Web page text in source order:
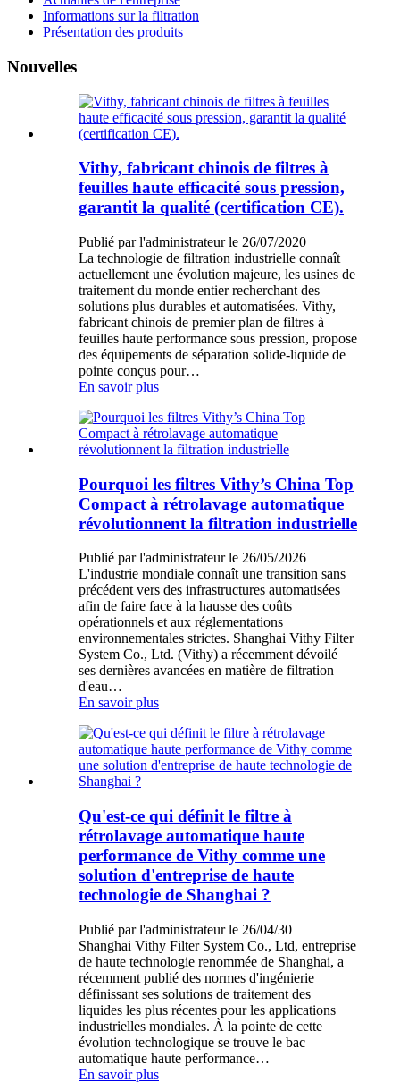
Informations sur la filtration
Présentation des produits
Nouvelles
Vithy, fabricant chinois de filtres à
feuilles haute efficacité sous pression,
garantit la qualité (certification CE).
Publié par l'administrateur le 26/07/2020
La technologie de filtration industrielle connaît
actuellement une évolution majeure, les usines de
traitement du monde entier recherchant des
solutions plus durables et automatisées. Vithy,
fabricant chinois de premier plan de filtres à
feuilles haute performance sous pression, propose
des équipements de séparation solide-liquide de
pointe conçus pour…
En savoir plus
Pourquoi les filtres Vithy’s China Top
Compact à rétrolavage automatique
révolutionnent la filtration industrielle
Publié par l'administrateur le 26/05/2026
L'industrie mondiale connaît une transition sans
précédent vers des infrastructures automatisées
afin de faire face à la hausse des coûts
opérationnels et aux réglementations
environnementales strictes. Shanghai Vithy Filter
System Co., Ltd. (Vithy) a récemment dévoilé
ses dernières avancées en matière de filtration
d'eau…
En savoir plus
Qu'est-ce qui définit le filtre à
rétrolavage automatique haute
performance de Vithy comme une
solution d'entreprise de haute
technologie de Shanghai ?
Publié par l'administrateur le 26/04/30
Shanghai Vithy Filter System Co., Ltd, entreprise
de haute technologie renommée de Shanghai, a
récemment publié des normes d'ingénierie
définissant ses solutions de traitement des
liquides les plus récentes pour les applications
industrielles mondiales. À la pointe de cette
évolution technologique se trouve le bac
automatique haute performance…
En savoir plus